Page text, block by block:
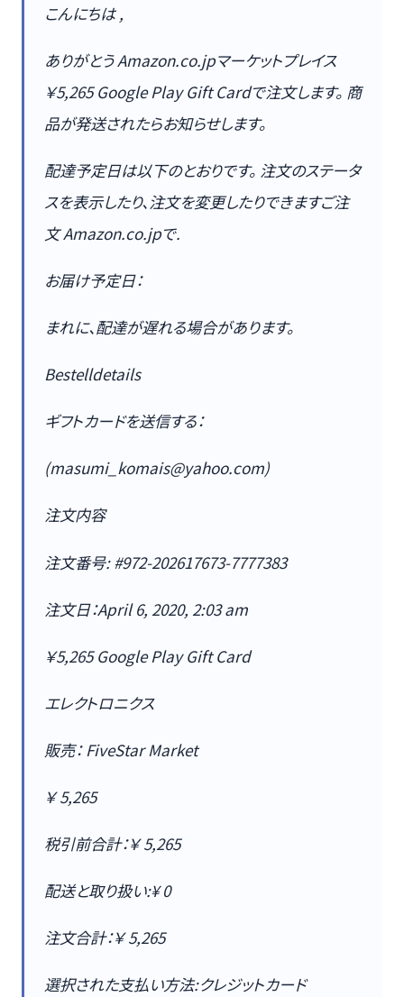
こんにちは ,
ありがとう Amazon.co.jpマーケットプレイス
￥5,265 Google Play Gift Cardで注文します。 商
品が発送されたらお知らせします。
配達予定日は以下のとおりです。 注文のステータ
スを表示したり、注文を変更したりできますご注
文 Amazon.co.jpで.
お届け予定日：
まれに、配達が遅れる場合があります。
Bestelldetails
ギフトカードを送信する：
(masumi_komais@yahoo.com)
注文内容
注文番号: #972-202617673-7777383
注文日：April 6, 2020, 2:03 am
￥5,265 Google Play Gift Card
エレクトロニクス
販売： FiveStar Market
￥ 5,265
税引前合計：￥ 5,265
配送と取り扱い:¥ 0
注文合計：￥ 5,265
選択された支払い方法:クレジットカード